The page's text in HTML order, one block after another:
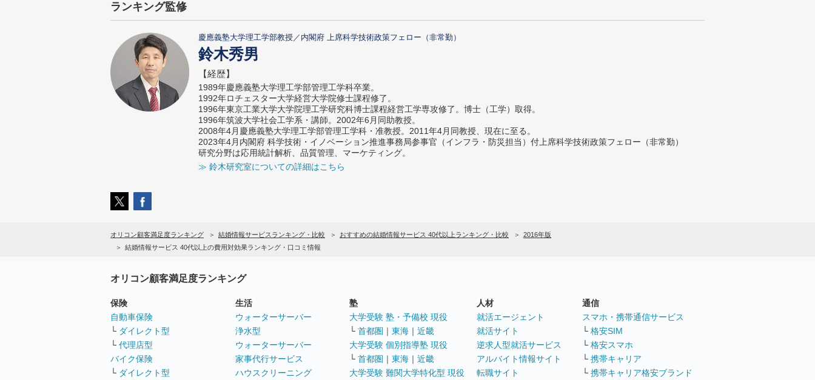
ランキング監修
慶應義塾大学理工学部教授／内閣府 上席科学技術政策フェロー（非常勤）
鈴木秀男
【経歴】
1989年慶應義塾大学理工学部管理工学科卒業。
1992年ロチェスター大学経営大学院修士課程修了。
1996年東京工業大学大学院理工学研究科博士課程経営工学専攻修了。博士（工学）取得。
1996年筑波大学社会工学系・講師。2002年6月同助教授。
2008年4月慶應義塾大学理工学部管理工学科・准教授。2011年4月同教授、現在に至る。
2023年4月内閣府 科学技術・イノベーション推進事務局参事官（インフラ・防災担当）付上席科学技術政策フェロー（非常勤）
研究分野は応用統計解析、品質管理、マーケティング。
≫ 鈴木研究室についての詳細はこちら
オリコン顧客満足度ランキング 結婚情報サービスランキング・比較 おすすめの結婚情報サービス 40代以上ランキング・比較
2016年版
結婚情報サービス 40代以上の費用対効果ランキング・口コミ情報
オリコン顧客満足度ランキング
保険
自動車保険
└ ダイレクト型
└ 代理店型
バイク保険
└ ダイレクト型
生活
ウォーターサーバー
浄水型
ウォーターサーバー
家事代行サービス
ハウスクリーニング
塾
大学受験 塾・予備校 現役
└ 首都圏 ｜ 東海 ｜ 近畿
大学受験 個別指導塾 現役
└ 首都圏 ｜ 東海 ｜ 近畿
大学受験 難関大学特化型 現役
人材
就活エージェント
就活サイト
逆求人型就活サービス
アルバイト情報サイト
転職サイト
通信
スマホ・携帯通信サービス
└ 格安SIM
└ 格安スマホ
└ 携帯キャリア
└ 携帯キャリア格安ブランド